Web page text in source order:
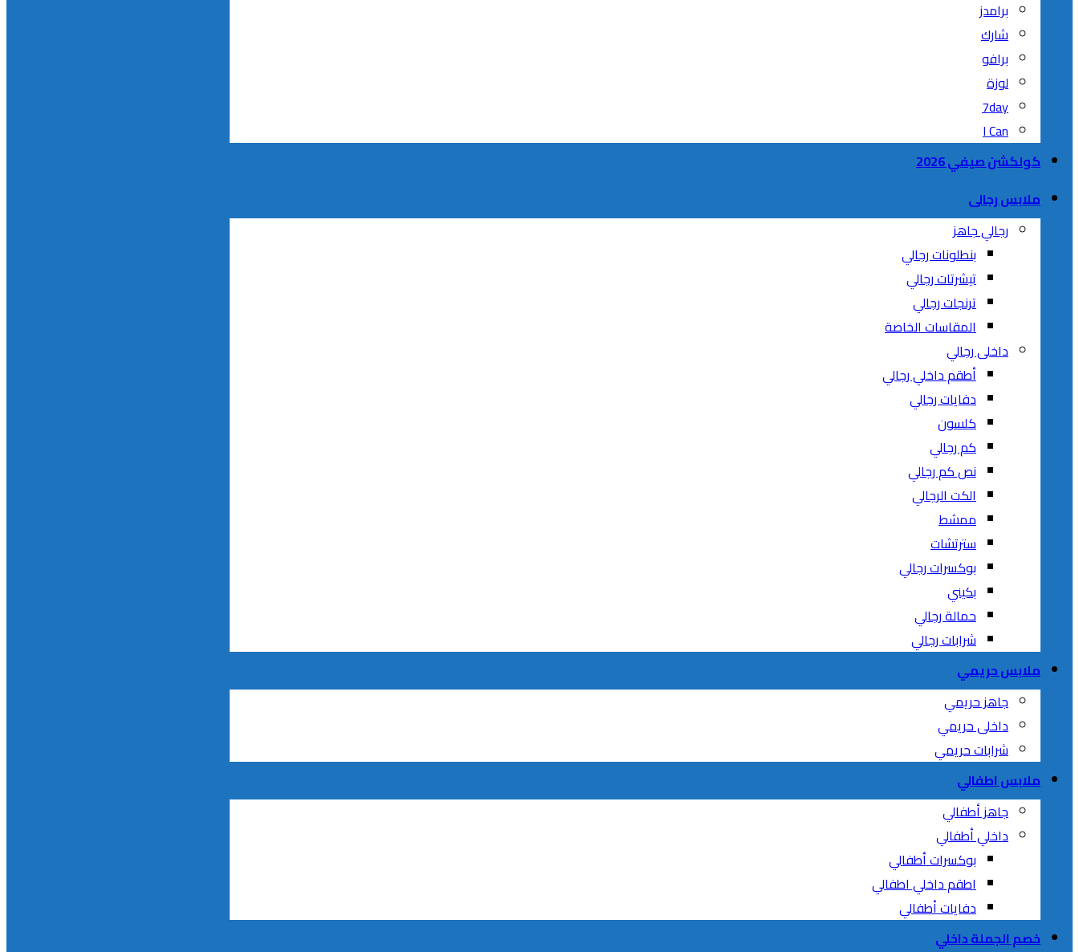
برامدز
شارك
برافو
لوزة
7day
I Can
كولكشن صيفي 2026
ملابس رجالى
رجالي جاهز
بنطلونات رجالي
تيشرتات رجالي
ترنجات رجالي
المقاسات الخاصة
داخلى رجالي
أطقم داخلي رجالي
دفايات رجالي
كلسون
كم رجالي
نص كم رجالي
الكت الرجالي
ممشط
سترتشات
بوكسرات رجالي
بكيني
حمالة رجالي
شرابات رجالي
ملابس حريمي
جاهز حريمي
داخلى حريمي
شرابات حريمي
ملابس اطفالي
جاهز أطفالي
داخلي أطفالي
بوكسرات أطفالي
اطقم داخلي اطفالي
دفايات أطفالي
خصم الجملة داخلي